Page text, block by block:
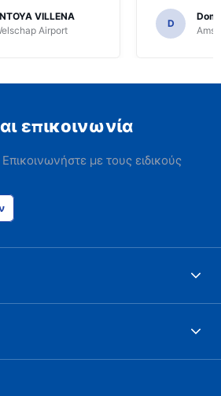
VILLENA
Airport
the desk
will be
check the
like. I've
D
επικοινωνία
με τους ειδικούς